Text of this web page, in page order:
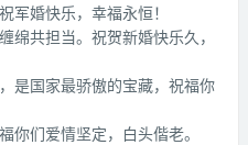
军婚快乐，幸福永恒！
绵共担当。祝贺新婚快乐久，
是国家最骄傲的宝藏，祝福你
你们爱情坚定，白头偕老。